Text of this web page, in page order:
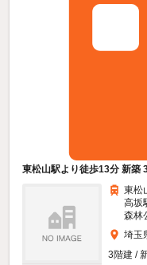
東松山駅より徒歩13分 新築
東松
高坂
森林
埼玉
3階建 /